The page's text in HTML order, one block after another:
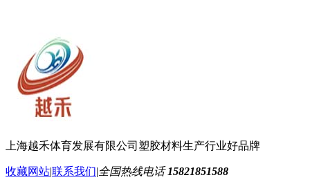
上海越禾体育发展有限公司 塑胶材料生产行业好品牌
收藏网站|联系我们|全国热线电话15821851588